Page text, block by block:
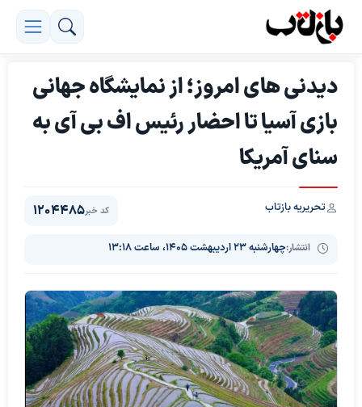
دیدنی های امروز؛ از نمایشگاه جهانی
بازی آسیا تا احضار رئیس اف بی آی به
سنای آمریکا
تحریریه بازتاب
انتشار:چهارشنبه ۲۳ اردیبهشت ۱۴۰۵، ساعت ۱۳:۱۸
کد خبر1204485